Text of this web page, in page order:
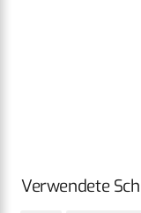
Verwendete